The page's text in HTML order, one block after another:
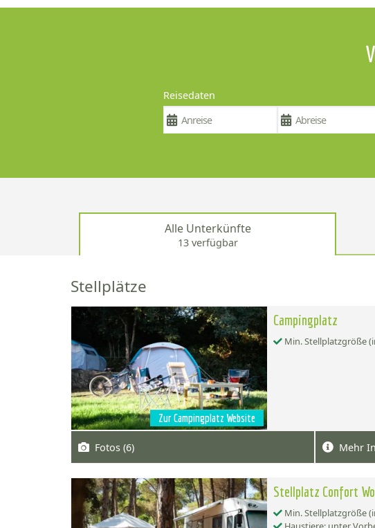
Reisedaten
Alle Unterkünfte
13 verfügbar
Stellplätze
Zur Campingplatz Website
Campingplatz
Min. Stellplatzgröße
Fotos (6) Mehr
Stellplatz Confort
Min. Stellplatzgröße